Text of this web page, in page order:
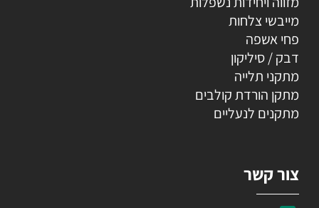
מייבשי צלחות
פחי אשפה
דבק / סיליקון
מתקני תלייה
מתקן הורדת קולבים
מתקנים לנעליים
צור קשר